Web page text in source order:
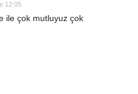
12:05
ile çok mutluyuz çok